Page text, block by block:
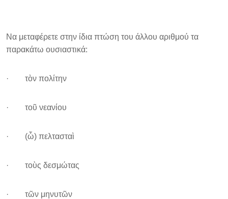
Να μεταφέρετε στην ίδια πτώση του άλλου αριθμού τα
παρακάτω ουσιαστικά:
· τὸν πολίτην
· τοῦ νεανίου
· (ὦ) πελτασταὶ
· τοὺς δεσμώτας
· τῶν μηνυτῶν